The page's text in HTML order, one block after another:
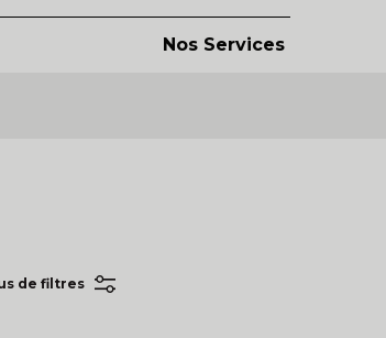
Nos Services
de filtres